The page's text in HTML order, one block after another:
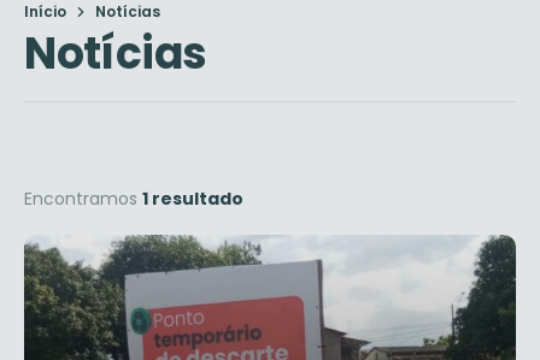
Início Notícias
Notícias
Encontramos 1 resultado